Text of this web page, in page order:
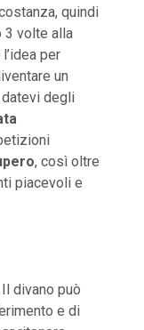
quindi
3 volte alla
per
un
degli
, così oltre
piacevoli e
Il divano può
e di